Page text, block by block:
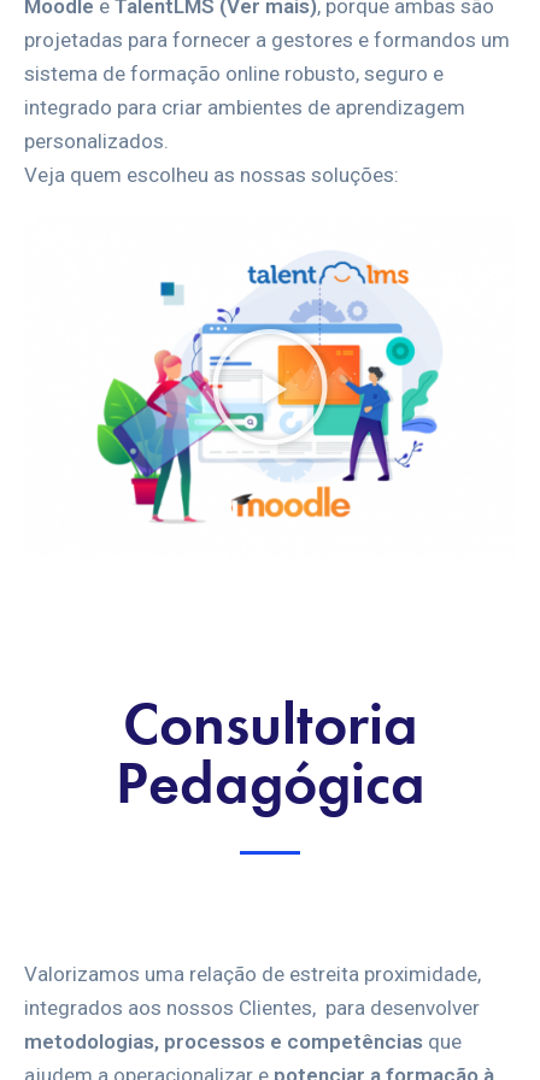
Moodle e TalentLMS (Ver mais), porque ambas são
projetadas para fornecer a gestores e formandos um
sistema de formação online robusto, seguro e
integrado para criar ambientes de aprendizagem
personalizados.
Veja quem escolheu as nossas soluções:
Consultoria
Pedagógica
Valorizamos uma relação de estreita proximidade,
integrados aos nossos Clientes, para desenvolver
metodologias, processos e competências que